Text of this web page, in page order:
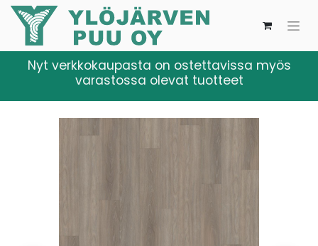
Nyt verkkokaupasta on ostettavissa myös
varastossa olevat tuotteet